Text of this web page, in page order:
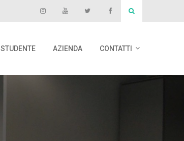
STUDENTE AZIENDA CONTATTI